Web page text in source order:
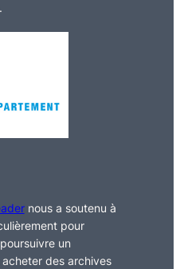
nous a soutenu à
pour
un
des archives